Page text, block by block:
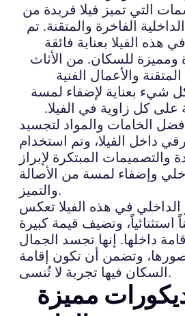
التي تميز فيلا فريدة من
الفاخرة والمتقنة. تم
الفيلا بعناية فائقة
ومميزة للسكان. من الأثاث
والأعمال الفنية
كل شيء بعناية لإضفاء لمسة
على كل زاوية في الفيلا.
الخامات والمواد لتجسيد
داخل الفيلا، وتم استخدام
والتصميمات المبتكرة لإبراز
وإضفاء لمسة من الأصالة
والتميز.
الداخلي في هذه الفيلا تعكس
استثنائياً، وتضيف قيمة كبيرة
داخلها. إنها تجسد الجمال
صورها، وتضمن أن تكون إقامة
السكان فيها تجربة لا تُنسى.
مميزة